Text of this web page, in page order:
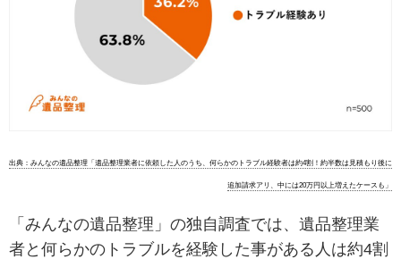
出典：みんなの遺品整理「遺品整理業者に依頼した人のうち、何らかのトラブル経験者は約4割！約半数は見積もり後に
追加請求アリ、中には20万円以上増えたケースも」
「みんなの遺品整理」の独自調査では、遺品整理業
者と何らかのトラブルを経験した事がある人は約4割